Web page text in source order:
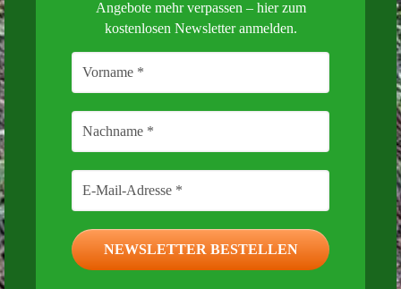
Angebote mehr verpassen – hier zum
kostenlosen Newsletter anmelden.